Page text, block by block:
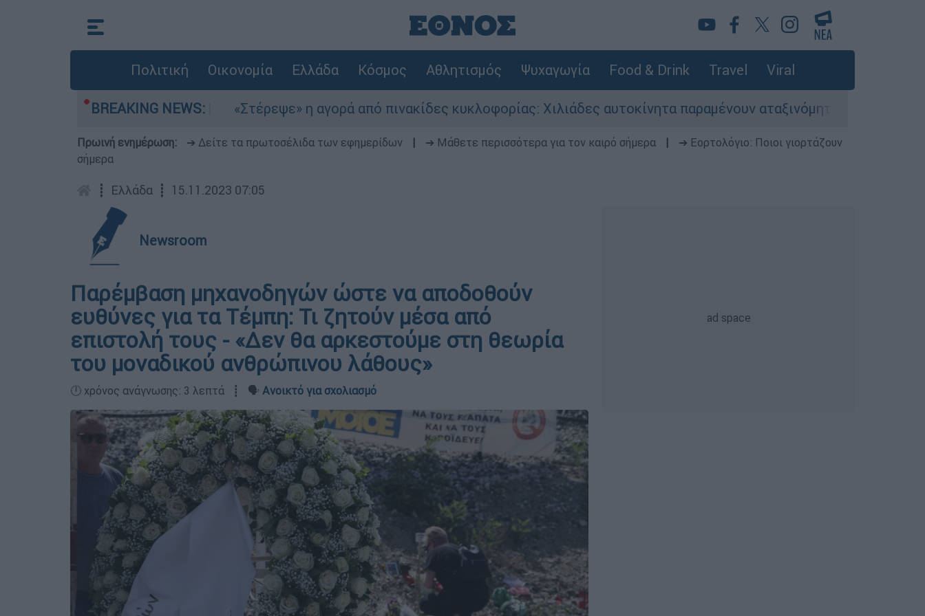
Πολιτική Οικονομία Ελλάδα Κόσμος Αθλητισμός Ψυχαγωγία Food & Drink Travel Viral
BREAKING NEWS:
στο Αιγαίο «Στέρεψε» η αγορά από πινακίδες κυκλοφορίας: Χιλιάδες αυτοκίνητα παραμένουν αταξινόμητα - Λύση αναζητά το
Πρωινή ενημέρωση: ➔ Δείτε τα πρωτοσέλιδα των εφημερίδων ➔ Μάθετε περισσότερα για τον καιρό σήμερα
➔ Εορτολόγιο: Ποιοι γιορτάζουν
σήμερα
┋ Ελλάδα ┋ 15.11.2023 07:05
Newsroom
Παρέμβαση μηχανοδηγών ώστε να αποδοθούν
ευθύνες για τα Τέμπη: Τι ζητούν μέσα από
επιστολή τους - «Δεν θα αρκεστούμε στη θεωρία
του μοναδικού ανθρώπινου λάθους»
🕛 χρόνος ανάγνωσης: 3 λεπτά ┋ 🗣️ Ανοικτό για σχολιασμό